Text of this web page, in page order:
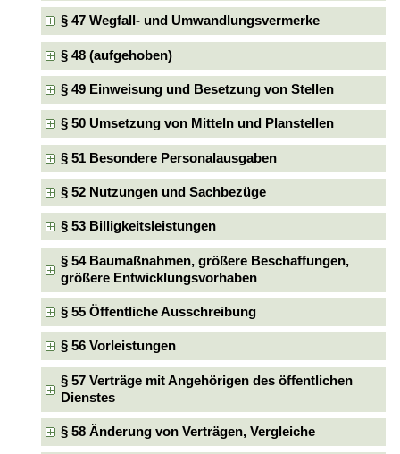
§ 47 Wegfall- und Umwandlungsvermerke
§ 48 (aufgehoben)
§ 49 Einweisung und Besetzung von Stellen
§ 50 Umsetzung von Mitteln und Planstellen
§ 51 Besondere Personalausgaben
§ 52 Nutzungen und Sachbezüge
§ 53 Billigkeitsleistungen
§ 54 Baumaßnahmen, größere Beschaffungen,
größere Entwicklungsvorhaben
§ 55 Öffentliche Ausschreibung
§ 56 Vorleistungen
§ 57 Verträge mit Angehörigen des öffentlichen
Dienstes
§ 58 Änderung von Verträgen, Vergleiche